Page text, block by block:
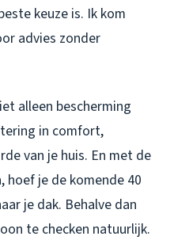
keuze is. Ik kom
advies zonder
alleen bescherming
in comfort,
van je huis. En met de
hoef je de komende 40
je dak. Behalve dan
te checken natuurlijk.